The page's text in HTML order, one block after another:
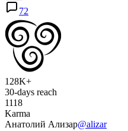
72
128K+
30-days reach
1118
Karma
Анатолий Ализар@alizar